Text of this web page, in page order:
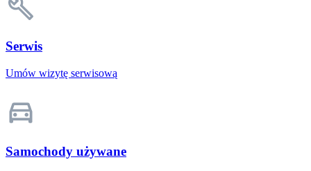
Serwis
Umów wizytę serwisową
Samochody używane